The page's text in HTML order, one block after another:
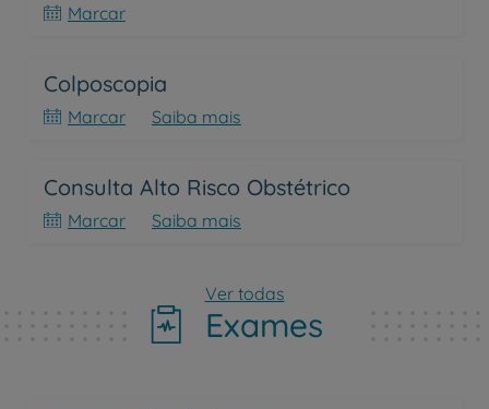
Marcar
Colposcopia
Marcar Saiba mais
Consulta Alto Risco Obstétrico
Marcar Saiba mais
Ver todas
Exames